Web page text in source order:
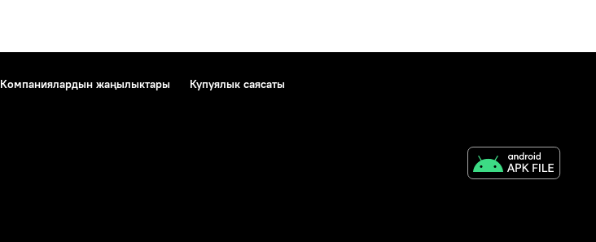
Компаниялардын жаңылыктары
Купуялык саясаты